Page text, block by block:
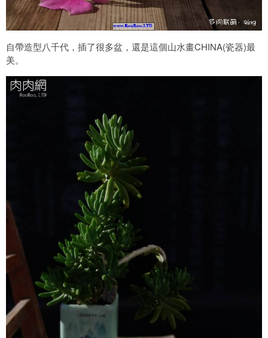
自帶造型八千代，插了很多盆，還是這個山水畫CHINA(瓷器)最
美。